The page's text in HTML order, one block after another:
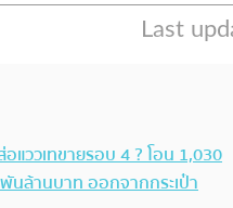
แววเทขายรอบ 4 ? โอน 1,030
นล้านบาท ออกจากกระเป๋า